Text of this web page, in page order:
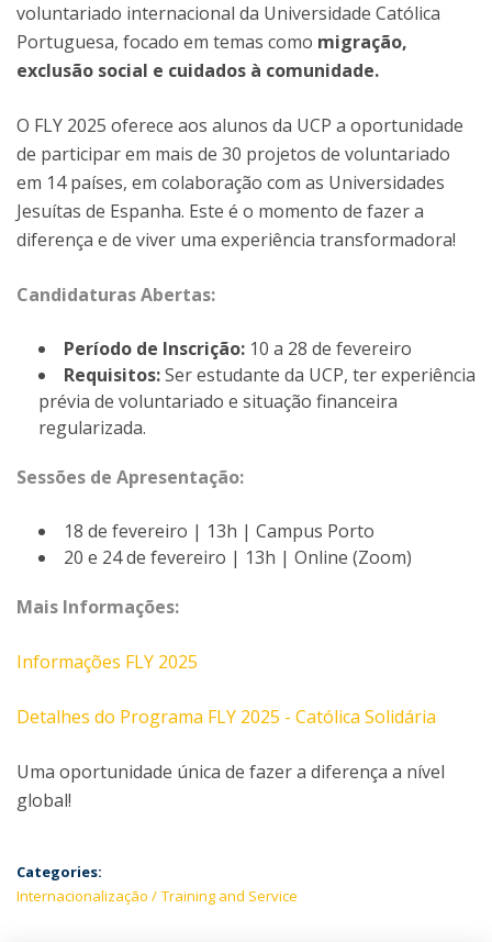
voluntariado internacional da Universidade Católica
Portuguesa, focado em temas como migração,
exclusão social e cuidados à comunidade.
O FLY 2025 oferece aos alunos da UCP a oportunidade
de participar em mais de 30 projetos de voluntariado
em 14 países, em colaboração com as Universidades
Jesuítas de Espanha. Este é o momento de fazer a
diferença e de viver uma experiência transformadora!
Candidaturas Abertas:
Período de Inscrição: 10 a 28 de fevereiro
Requisitos:Ser estudante da UCP, ter experiência
prévia de voluntariado e situação financeira
regularizada.
Sessões de Apresentação:
18 de fevereiro | 13h | Campus Porto
20 e 24 de fevereiro | 13h | Online (Zoom)
Mais Informações:
Informações FLY 2025
Detalhes do Programa FLY 2025 - Católica Solidária
Uma oportunidade única de fazer a diferença a nível
global!
Categories:
Internacionalização
Training and Service